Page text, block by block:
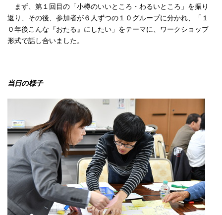
まず、第１回目の「小樽のいいところ・わるいところ」を振り
返り、その後、参加者が６人ずつの１０グループに分かれ、「１
０年後こんな『おたる』にしたい」をテーマに、ワークショップ
形式で話し合いました。
当日の様子